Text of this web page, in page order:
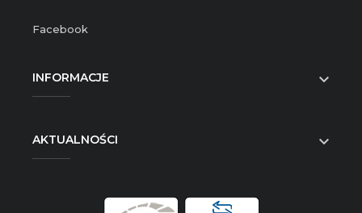
Facebook
INFORMACJE 
AKTUALNOŚCI 